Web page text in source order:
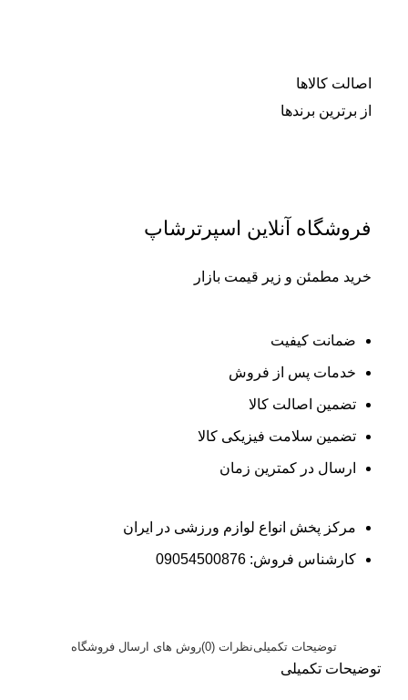
اصالت کالاها
از برترین برندها
فروشگاه آنلاین اسپرترشاپ
خرید مطمئن و زیر قیمت بازار
ضمانت کیفیت
خدمات پس از فروش
تضمین اصالت کالا
تضمین سلامت فیزیکی کالا
ارسال در کمترین زمان
مرکز پخش انواع لوازم ورزشی در ایران
کارشناس فروش: 09054500876
توضیحات تکمیلینظرات (0) روش های ارسال فروشگاه
توضیحات تکمیلی